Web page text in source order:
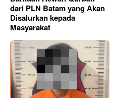
dari PLN Batam yang Akan
Disalurkan kepada
Masyarakat